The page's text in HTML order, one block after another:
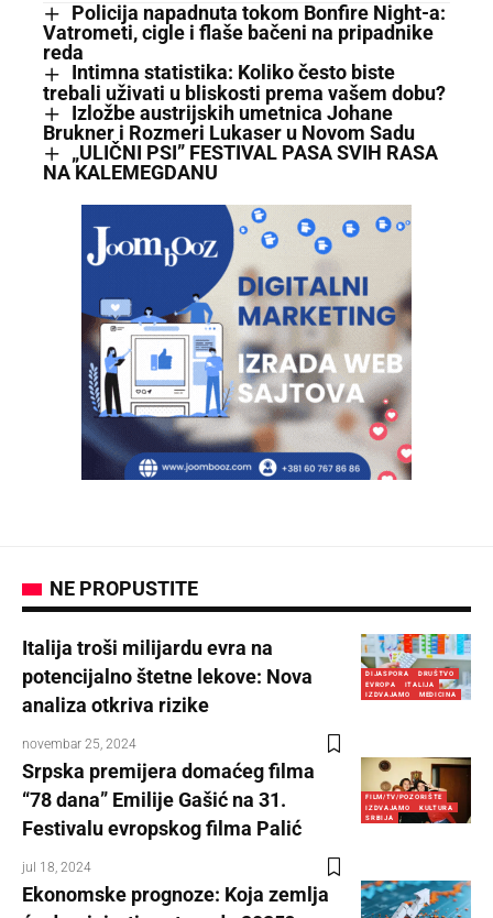
Policija napadnuta tokom Bonfire Night-a:
Vatrometi, cigle i flaše bačeni na pripadnike
reda
Intimna statistika: Koliko često biste
trebali uživati u bliskosti prema vašem dobu?
Izložbe austrijskih umetnica Johane
Brukner i Rozmeri Lukaser u Novom Sadu
„ULIČNI PSI” FESTIVAL PASA SVIH RASA
NA KALEMEGDANU
NE PROPUSTITE
DIJASPORA
DRUŠTVO
EVROPA
ITALIJA
IZDVAJAMO
MEDICINA
Italija troši milijardu evra na
potencijalno štetne lekove: Nova
analiza otkriva rizike
novembar 25, 2024
FILM/TV/POZORIŠTE
IZDVAJAMO
KULTURA
SRBIJA
Srpska premijera domaćeg filma
“78 dana” Emilije Gašić na 31.
Festivalu evropskog filma Palić
jul 18, 2024
Ekonomske prognoze: Koja zemlja